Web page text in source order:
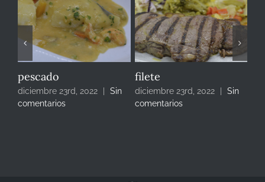
pescado
diciembre 23rd, 2022
Sin
comentarios
filete
diciembre 23rd, 2022
Sin
comentarios